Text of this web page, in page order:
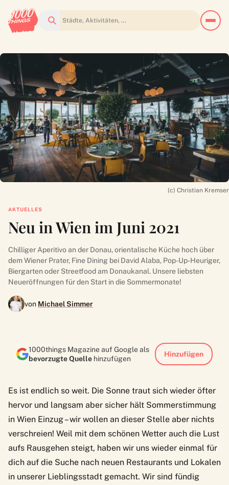
Suchen
(c) Christian Kremser
AKTUELLES
Neu in Wien im Juni 2021
Chilliger Aperitivo an der Donau, orientalische Küche hoch über
dem Wiener Prater, Fine Dining bei David Alaba, Pop-Up-Heuriger,
Biergarten oder Streetfood am Donaukanal. Unsere liebsten
Neueröffnungen für den Start in die Sommermonate!
von Michael Simmer
1000things Magazine auf Google als
bevorzugte Quelle hinzufügen
Hinzufügen
Es ist endlich so weit. Die Sonne traut sich wieder öfter
hervor und langsam aber sicher hält Sommerstimmung
in Wien Einzug – wir wollen an dieser Stelle aber nichts
verschreien! Weil mit dem schönen Wetter auch die Lust
aufs Rausgehen steigt, haben wir uns wieder einmal für
dich auf die Suche nach neuen Restaurants und Lokalen
in unserer Lieblingsstadt gemacht. Wir sind fündig